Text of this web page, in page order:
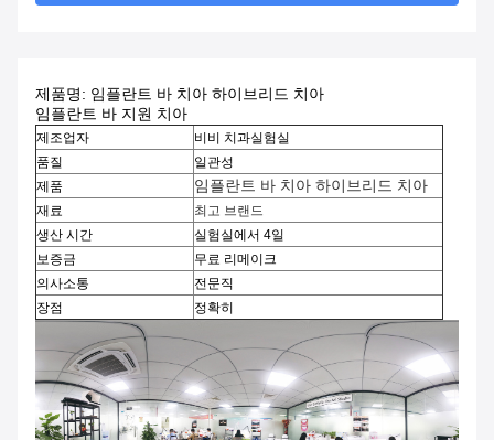
제품명: 임플란트 바 치아 하이브리드 치아
임플란트 바 지원 치아
제조업자
비비 치과실험실
품질
일관성
제품
임플란트 바 치아 하이브리드 치아
재료
최고 브랜드
생산 시간
실험실에서 4일
보증금
무료 리메이크
의사소통
전문직
장점
정확히